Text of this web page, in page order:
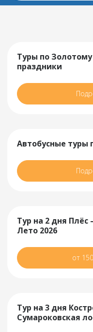
Туры по
праздники
Автобусные туры
Тур на 2 дня Плёс
Лето 2026
от
Тур на 3 дня
Сумароковская